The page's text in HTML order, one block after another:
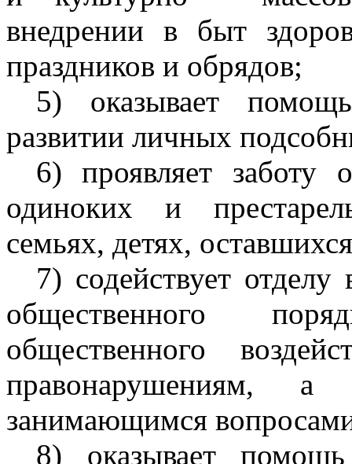
внедрении в быт
праздников и обрядов;
5) оказывает
развитии личных
6) проявляет заботу
одиноких и
семьях, детях,
7) содействует
общественного
общественного
правонарушениям,
занимающимся
8) оказывает